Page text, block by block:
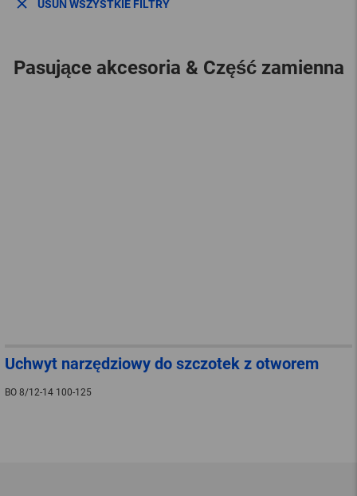
USUŃ WSZYSTKIE FILTRY
Pasujące akcesoria & Część zamienna
Uchwyt narzędziowy do szczotek z otworem
BO 8/12-14 100-125